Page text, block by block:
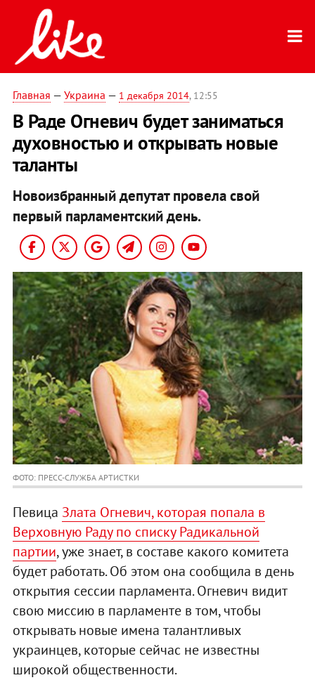
Главная — Украина — 1 декабря 2014, 12:55
В Раде Огневич будет заниматься
духовностью и открывать новые
таланты
Новоизбранный депутат провела свой
первый парламентский день.
ФОТО: ПРЕСС-СЛУЖБА АРТИСТКИ
Певица Злата Огневич, которая попала в
Верховную Раду по списку Радикальной
партии, уже знает, в составе какого комитета
будет работать. Об этом она сообщила в день
открытия сессии парламента. Огневич видит
свою миссию в парламенте в том, чтобы
открывать новые имена талантливых
украинцев, которые сейчас не известны
широкой общественности.